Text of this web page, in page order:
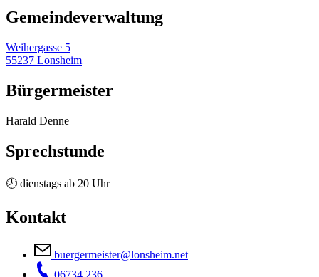
Gemeinde­verwaltung
Weihergasse 5
55237 Lonsheim
Bürgermeister
Harald Denne
Sprechstunde
🕗 dienstags ab 20 Uhr
Kontakt
buergermeister@lonsheim.net